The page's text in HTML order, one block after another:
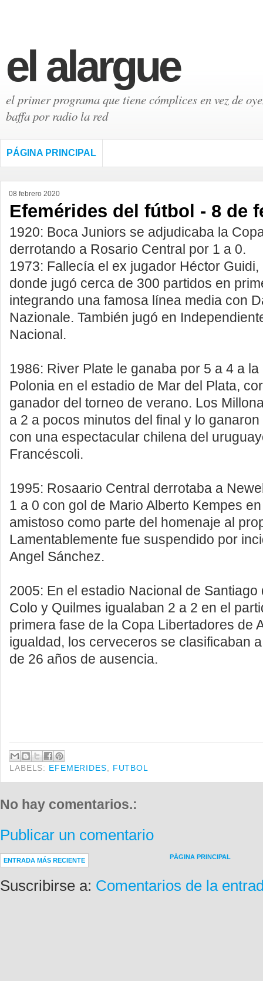
el alargue
el primer programa que tiene cómplices en vez de
baffa por radio la red
PÁGINA PRINCIPAL
08 febrero 2020
Efemérides del fútbol - 8 de
1920: Boca Juniors se adjudicaba la
derrotando a Rosario Central por 1 a 0.
1973: Fallecía el ex jugador Héctor
donde jugó cerca de 300 partidos en
integrando una famosa línea media con
Nazionale. También jugó en
Nacional.
1986: River Plate le ganaba por 5 a 4 a
Polonia en el estadio de Mar del Plata,
ganador del torneo de verano. Los
a 2 a pocos minutos del final y lo
con una espectacular chilena del
Francéscoli.
1995: Rosaario Central derrotaba a
1 a 0 con gol de Mario Alberto Kempes
amistoso como parte del homenaje al
Lamentablemente fue suspendido por
Angel Sánchez.
2005: En el estadio Nacional de Santiago
Colo y Quilmes igualaban 2 a 2 en el
primera fase de la Copa Libertadores de
igualdad, los cerveceros se clasificaban
de 26 años de ausencia.
LABELS: EFEMERIDES FUTBOL
No hay comentarios.:
Publicar un comentario
ENTRADA MÁS RECIENTE PÁGINA PRINCIPAL
Suscribirse a: Comentarios de la